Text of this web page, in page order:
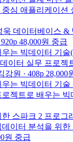
심 애플리케이션
욱 데이터베이스 &
48,000원 중급
는 빅데이터 기술
이터 실무 프로젝
강원 · 408p 28,000
는 빅데이터 기술
로젝트로 배우는 빅
스파크 2 프로그
데이터 분석을 위한
원 중급